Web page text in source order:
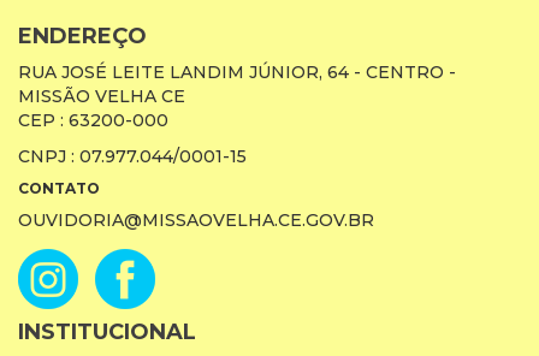
ENDEREÇO
RUA JOSÉ LEITE LANDIM JÚNIOR, 64 - CENTRO -
MISSÃO VELHA CE
CEP : 63200-000
CNPJ : 07.977.044/0001-15
CONTATO
OUVIDORIA@MISSAOVELHA.CE.GOV.BR
INSTITUCIONAL